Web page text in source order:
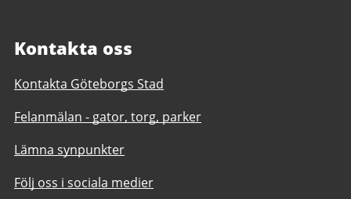
Kontakta oss
Kontakta Göteborgs Stad
Felanmälan - gator, torg, parker
Lämna synpunkter
Följ oss i sociala medier